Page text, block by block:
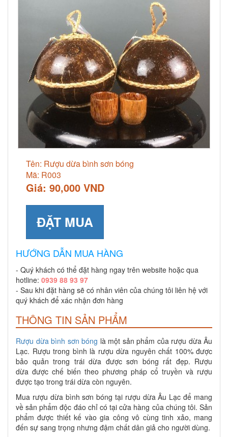
Tên: Rượu dừa bình sơn bóng
Mã: R003
Giá: 90,000 VND
ĐẶT MUA
HƯỚNG DẪN MUA HÀNG
- Quý khách có thể đặt hàng ngay trên website hoặc qua
hotline: 0939 88 93 97
- Sau khi đặt hàng sẽ có nhân viên của chúng tôi liên hệ với
quý khách để xác nhận đơn hàng
THÔNG TIN SẢN PHẨM
Rượu dừa bình sơn bóng là một sản phẩm của rượu dừa Âu
Lạc. Rượu trong bình là rượu dừa nguyên chất 100% được
bảo quản trong trái dừa được sơn bóng rất đẹp. Rượu
dừa được chế biến theo phương pháp cổ truyền và rượu
được tạo trong trái dừa còn nguyên.
Mua rượu dừa bình sơn bóng tại rượu dừa Âu Lạc để mang
về sản phẩm độc đáo chỉ có tại cửa hàng của chúng tôi. Sản
phẩm được thiết kế vào gia công vô cùng tinh xảo, mang
đến sự sang trọng nhưng đậm chất dân giả cho người dùng.